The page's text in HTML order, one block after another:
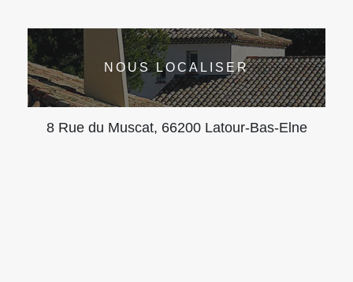
NOUS LOCALISER
8 Rue du Muscat, 66200 Latour-Bas-Elne